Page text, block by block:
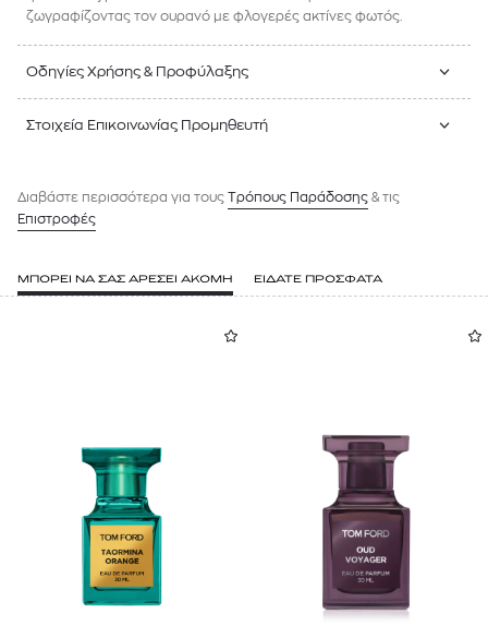
ζωγραφίζοντας τον ουρανό με φλογερές ακτίνες φωτός.
Οδηγίες Χρήσης & Προφύλαξης
Στοιχεία Επικοινωνίας Προμηθευτή
Διαβάστε περισσότερα για τους Tρόπους Παράδοσης & τις
Επιστροφές
ΜΠΟΡΕΙ ΝΑ ΣΑΣ ΑΡΕΣΕΙ ΑΚΟΜΗ ΕΙΔΑΤΕ ΠΡΟΣΦΑΤΑ